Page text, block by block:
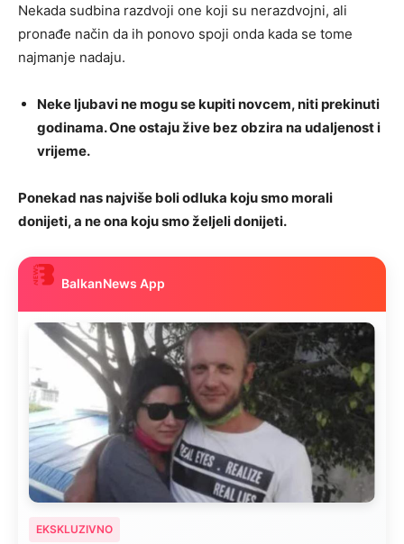
Nekada sudbina razdvoji one koji su nerazdvojni, ali
pronađe način da ih ponovo spoji onda kada se tome
najmanje nadaju.
Neke ljubavi ne mogu se kupiti novcem, niti prekinuti
godinama. One ostaju žive bez obzira na udaljenost i
vrijeme.
Ponekad nas najviše boli odluka koju smo morali
donijeti, a ne ona koju smo željeli donijeti.
BalkanNews App
EKSKLUZIVNO